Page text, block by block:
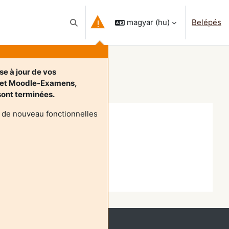
Keresési bemeneti adatok váltása
à jour de vos
Moodle-Examens,
terminées.
nouveau fonctionnelles
magyar ‎(hu)‎ Belépés